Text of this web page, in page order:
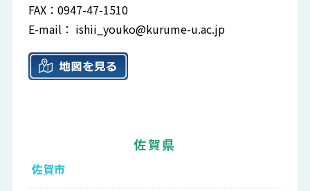
FAX：0947-47-1510
E-mail： ishii_youko@kurume-u.ac.jp
佐賀県
佐賀市